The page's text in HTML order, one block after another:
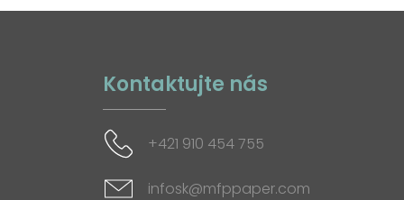
Kontaktujte nás
+421 910 454 755
infosk@mfppaper.com